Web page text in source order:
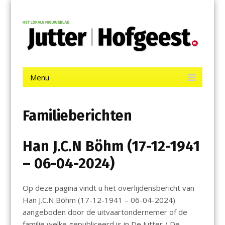
contentJutter | Hofgeest
Menu
Familieberichten
Han J.C.N Böhm (17-12-1941
– 06-04-2024)
Op deze pagina vindt u het overlijdensbericht van
Han J.C.N Böhm (17-12-1941 – 06-04-2024)
aangeboden door de uitvaartondernemer of de